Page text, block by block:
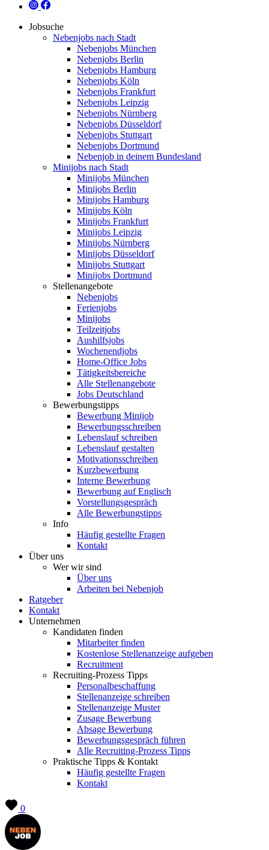
Jobsuche
Nebenjobs nach Stadt
Nebenjobs München
Nebenjobs Berlin
Nebenjobs Hamburg
Nebenjobs Köln
Nebenjobs Frankfurt
Nebenjobs Leipzig
Nebenjobs Nürnberg
Nebenjobs Düsseldorf
Nebenjobs Stuttgart
Nebenjobs Dortmund
Nebenjob in deinem Bundesland
Minijobs nach Stadt
Minijobs München
Minijobs Berlin
Minijobs Hamburg
Minijobs Köln
Minijobs Frankfurt
Minijobs Leipzig
Minijobs Nürnberg
Minijobs Düsseldorf
Minijobs Stuttgart
Minijobs Dortmund
Stellenangebote
Nebenjobs
Ferienjobs
Minijobs
Teilzeitjobs
Aushilfsjobs
Wochenendjobs
Home-Office Jobs
Tätigkeitsbereiche
Alle Stellenangebote
Jobs Deutschland
Bewerbungstipps
Bewerbung Minijob
Bewerbungsschreiben
Lebenslauf schreiben
Lebenslauf gestalten
Motivationsschreiben
Kurzbewerbung
Interne Bewerbung
Bewerbung auf Englisch
Vorstellungsgespräch
Alle Bewerbungstipps
Info
Häufig gestellte Fragen
Kontakt
Über uns
Wer wir sind
Über uns
Arbeiten bei Nebenjob
Ratgeber
Kontakt
Unternehmen
Kandidaten finden
Mitarbeiter finden
Kostenlose Stellenanzeige aufgeben
Recruitment
Recruiting-Prozess Tipps
Personalbeschaffung
Stellenanzeige schreiben
Stellenanzeige Muster
Zusage Bewerbung
Absage Bewerbung
Bewerbungsgespräch führen
Alle Recruiting-Prozess Tipps
Praktische Tipps & Kontakt
Häufig gestellte Fragen
Kontakt
0